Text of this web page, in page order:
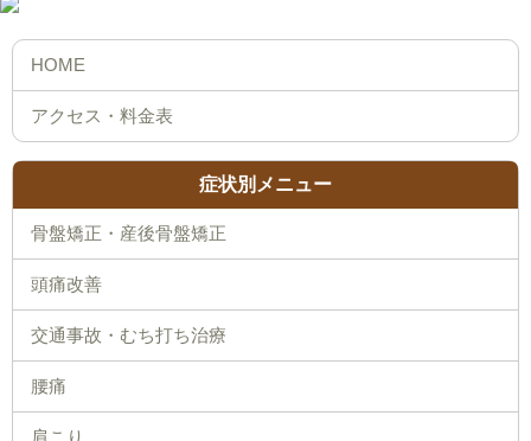
症状別メニュー
骨盤矯正・産後骨盤矯正
頭痛改善
交通事故・むち打ち治療
腰痛
肩こり